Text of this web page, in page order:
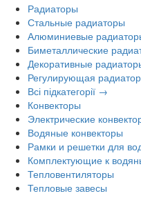
Радиаторы
Стальные радиаторы
Алюминиевые
Биметаллические
Декоративные
Регулирующая
Всі підкатегорії →
Конвекторы
Электрические
Водяные конвекторы
Рамки и решетки для
Комплектующие к
Тепловентиляторы
Тепловые завесы